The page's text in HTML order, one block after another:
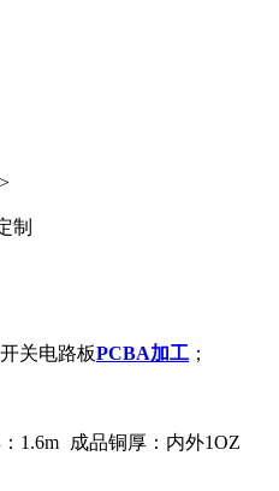
>
制
关电路板PCBA加工 ；
1.6m
成品铜厚：内外1OZ